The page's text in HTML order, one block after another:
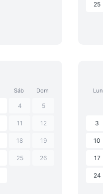
25
Sáb Dom
4 5
11 12
18 19
25 26
Lun
3
10
17
24